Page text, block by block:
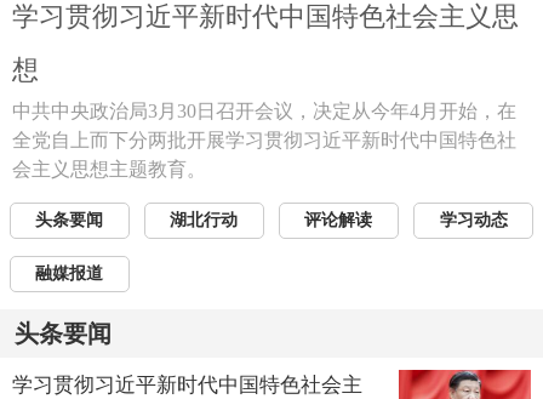
学习贯彻习近平新时代中国特色社会主义思
想
中共中央政治局3月30日召开会议，决定从今年4月开始，在
全党自上而下分两批开展学习贯彻习近平新时代中国特色社
会主义思想主题教育。
头条要闻 湖北行动 评论解读 学习动态
融媒报道
头条要闻
学习贯彻习近平新时代中国特色社会主